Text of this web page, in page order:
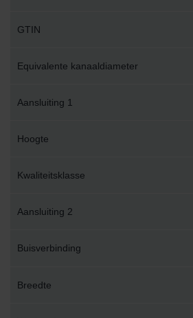
GTIN
Equivalente kanaaldiameter
Aansluiting 1
Hoogte
Kwaliteitsklasse
Aansluiting 2
Buisverbinding
Breedte